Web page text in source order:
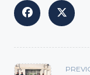
<span